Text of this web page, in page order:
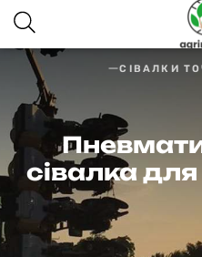
СІВАЛКИ
сівалка для